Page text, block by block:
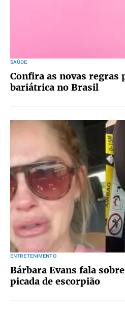
SAÚDE
Confira as novas regras
bariátrica no Brasil
ENTRETENIMENTO
Bárbara Evans fala
picada de escorpião